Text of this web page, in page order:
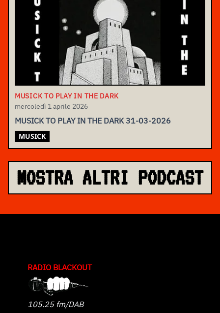
MUSICK TO PLAY IN THE DARK
mercoledì 1 aprile 2026
MUSICK TO PLAY IN THE DARK 31-03-2026
MUSICK
MOSTRA ALTRI PODCAST
RADIO BLACKOUT
105.25 fm/DAB